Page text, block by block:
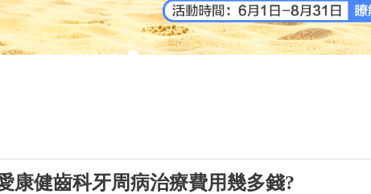
康健齒科牙周病治療費用幾多錢?